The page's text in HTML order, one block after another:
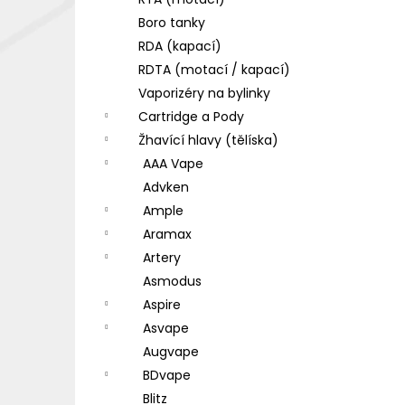
Boro tanky
RDA (kapací)
RDTA (motací / kapací)
Vaporizéry na bylinky
Cartridge a Pody
Žhavící hlavy (tělíska)
AAA Vape
Advken
Ample
Aramax
Artery
Asmodus
Aspire
Asvape
Augvape
BDvape
Blitz
DEKANG DESERT SHIP 10ML 18MG
155 Kč
Původně: 195 Kč